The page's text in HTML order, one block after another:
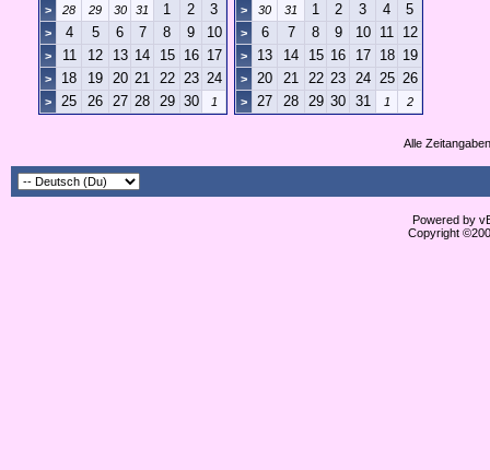
>
28 29 30 31 1 2 3
> 4 5 6 7 8 9 10
> 11 12 13 14 15 16 17
> 18 19 20 21 22 23 24
> 25 26 27 28 29 30 1
>
30 31 1 2 3 4 5
> 6 7 8 9 10 11 12
> 13 14 15 16 17 18 19
> 20 21 22 23 24 25 26
> 27 28 29 30 31 1 2
Alle
Powered by
Copyright